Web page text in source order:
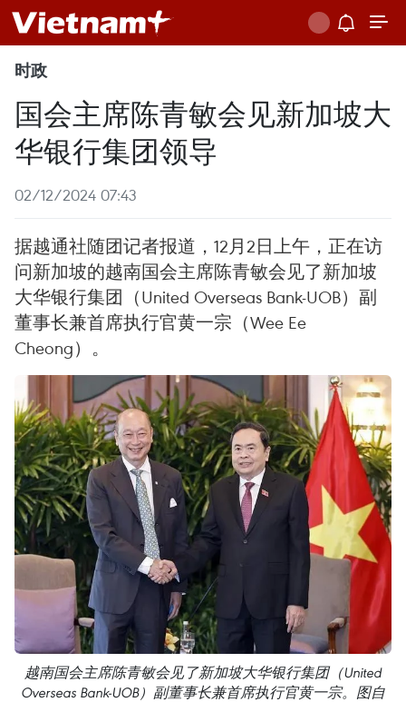
时政
国会主席陈青敏会见新加坡大
华银行集团领导
02/12/2024 07:43
据越通社随团记者报道，12月2日上午，正在访
问新加坡的越南国会主席陈青敏会见了新加坡
大华银行集团（United Overseas Bank-UOB）副
董事长兼首席执行官黄一宗（Wee Ee
Cheong）。
越南国会主席陈青敏会见了新加坡大华银行集团（United
Overseas Bank-UOB）副董事长兼首席执行官黄一宗。图自